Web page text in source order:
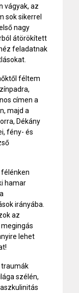
vágyak, az
sok sikerrel
nagy
átörökített
feladatnak
féltem
címen a
majd a
Dékány
fény- és
hamar
irányába.
az
lehet
traumák
szélén,